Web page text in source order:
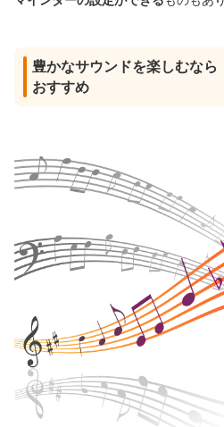
豊かなサウンドを楽しむなら
おすすめ